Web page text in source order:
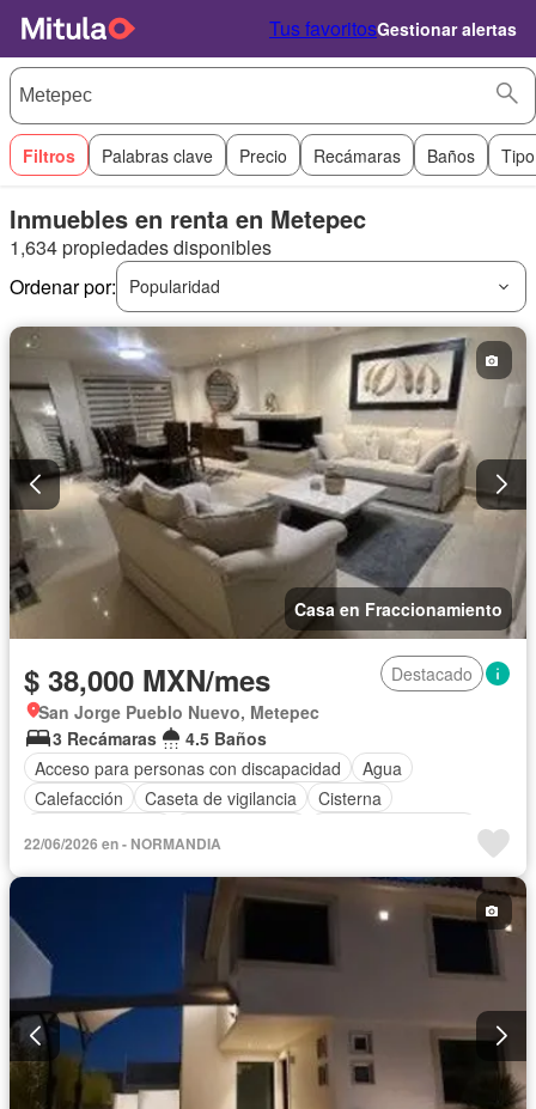
Tus favoritosGestionar alertas
Filtros Palabras clave Precio Recámaras Baños
Inmuebles en renta en Metepec
1,634 propiedades disponibles
Ordenar por:
Popularidad
Casa en Fraccionamiento
$ 38,000 MXN/mes
Destacado
San Jorge Pueblo Nuevo, Metepec
3 Recámaras
4.5 Baños
Acceso para personas con discapacidad
Agua
Calefacción
Caseta de vigilancia
Cisterna
Cuarto de servicio
Electricidad
Recámara con closet
Sala polivalente
Permite mascotas
Permite niños
Completamente amueblado
22/06/2026 en - NORMANDIA